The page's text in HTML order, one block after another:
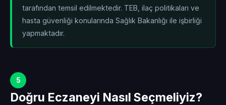
tarafından temsil edilmektedir. TEB, ilaç politikaları ve
hasta güvenliği konularında Sağlık Bakanlığı ile işbirliği
yapmaktadır.
5
Doğru Eczaneyi Nasıl Seçmeliyiz?